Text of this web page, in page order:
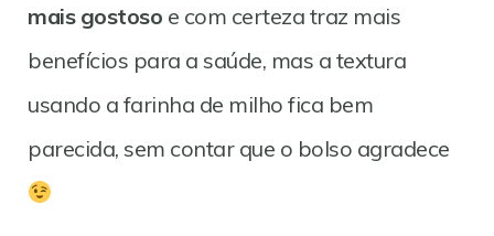
mais gostoso e com certeza traz mais
benefícios para a saúde, mas a textura
usando a farinha de milho fica bem
parecida, sem contar que o bolso agradece